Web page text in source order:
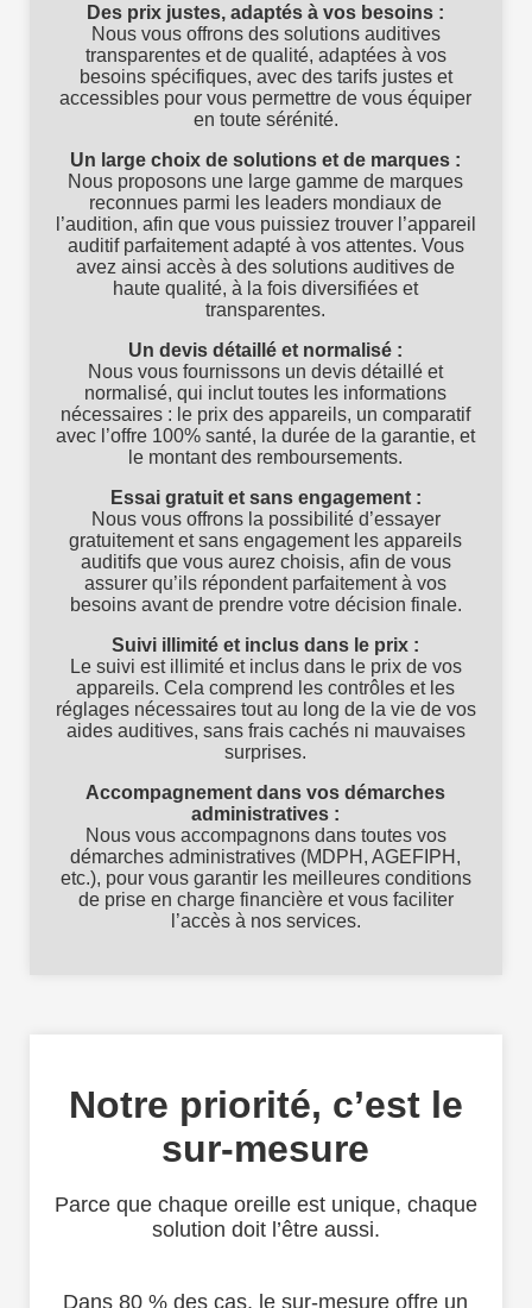
Des prix justes, adaptés à vos besoins :
Nous vous offrons des solutions auditives
transparentes et de qualité, adaptées à vos
besoins spécifiques, avec des tarifs justes et
accessibles pour vous permettre de vous équiper
en toute sérénité.
Un large choix de solutions et de marques :
Nous proposons une large gamme de marques
reconnues parmi les leaders mondiaux de
l’audition, afin que vous puissiez trouver l’appareil
auditif parfaitement adapté à vos attentes. Vous
avez ainsi accès à des solutions auditives de
haute qualité, à la fois diversifiées et
transparentes.
Un devis détaillé et normalisé :
Nous vous fournissons un devis détaillé et
normalisé, qui inclut toutes les informations
nécessaires : le prix des appareils, un comparatif
avec l’offre 100% santé, la durée de la garantie, et
le montant des remboursements.
Essai gratuit et sans engagement :
Nous vous offrons la possibilité d’essayer
gratuitement et sans engagement les appareils
auditifs que vous aurez choisis, afin de vous
assurer qu’ils répondent parfaitement à vos
besoins avant de prendre votre décision finale.
Suivi illimité et inclus dans le prix :
Le suivi est illimité et inclus dans le prix de vos
appareils. Cela comprend les contrôles et les
réglages nécessaires tout au long de la vie de vos
aides auditives, sans frais cachés ni mauvaises
surprises.
Accompagnement dans vos démarches
administratives :
Nous vous accompagnons dans toutes vos
démarches administratives (MDPH, AGEFIPH,
etc.), pour vous garantir les meilleures conditions
de prise en charge financière et vous faciliter
l’accès à nos services.
Notre priorité, c’est le
sur-mesure
Parce que chaque oreille est unique, chaque
solution doit l’être aussi.
Dans 80 % des cas, le sur-mesure offre un